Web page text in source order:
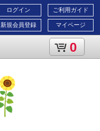
ご利用ガイド
マイページ
ログイン
新規会員登録
0